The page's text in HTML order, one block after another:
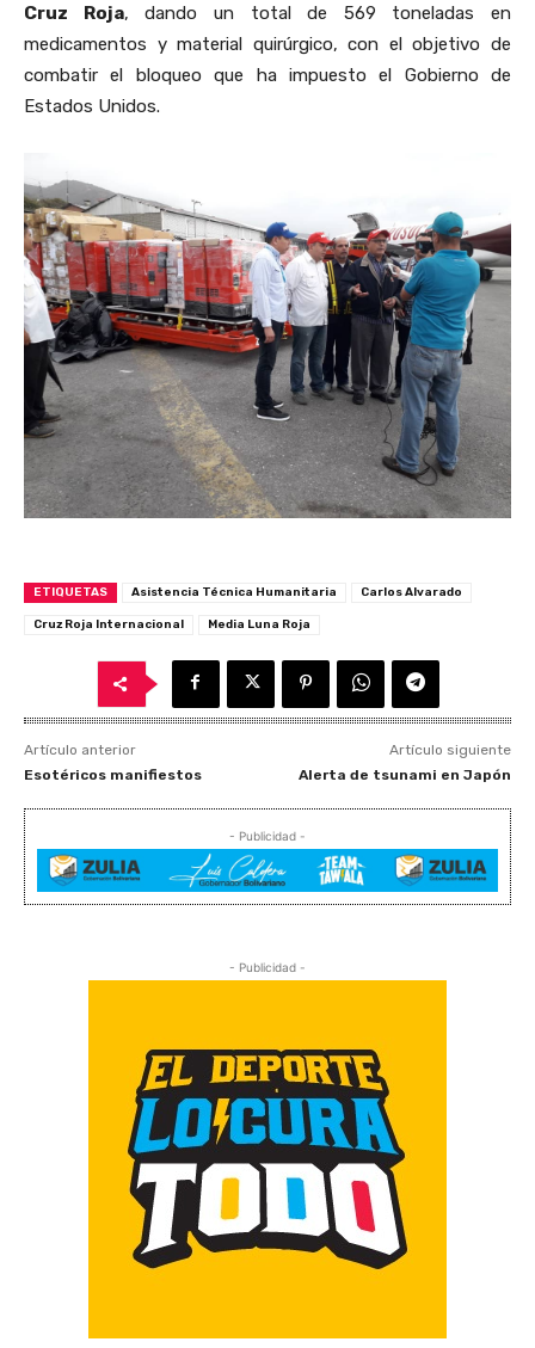
Cruz Roja, dando un total de 569 toneladas en
medicamentos y material quirúrgico, con el objetivo de
combatir el bloqueo que ha impuesto el Gobierno de
Estados Unidos.
ETIQUETAS Asistencia Técnica Humanitaria Carlos Alvarado
Cruz Roja Internacional Media Luna Roja
Artículo anterior
Esotéricos manifiestos
Artículo siguiente
Alerta de tsunami en Japón
- Publicidad -
- Publicidad -